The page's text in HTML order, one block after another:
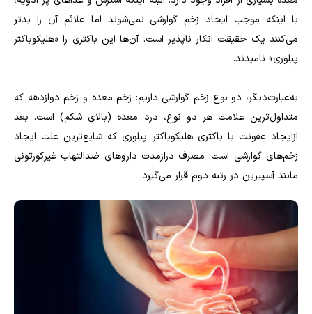
با اینکه موجب ایجاد زخم گوارشی نمی‌شوند اما علائم آن را بدتر
می‌کنند یک حقیقت انکار ناپذیر است. آن‌ها این باکتری را «هلیکوباکتر
پیلوری» نامیدند.
به‌عبارت‌دیگر، دو نوع زخم گوارشی داریم: زخم معده و زخم دوازدهه که
متداول‌ترین علامت هر دو نوع، درد معده (بالای شکم) است. بعد
ازایجاد عفونت با باکتری هلیکوباکتر پیلوری که شایع‌ترین علت ایجاد
زخم‌های گوارشی است؛ مصرف درازمدت داروهای ضدالتهاب غیرکورتونی
مانند آسپیرین در رتبه دوم قرار می‌گیرد.